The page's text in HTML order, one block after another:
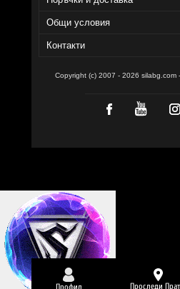
Общи условия
Контакти
Copyright (c) 2007 - 2026 silabg.com
Профил Проследи